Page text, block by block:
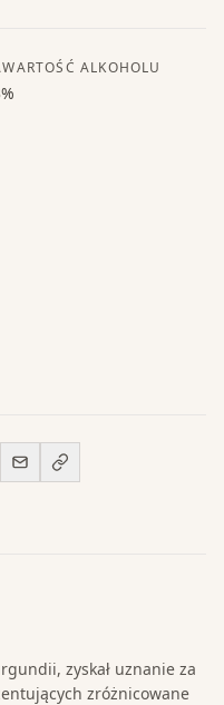
ALKOHOLU
zyskał uznanie za
zróżnicowane